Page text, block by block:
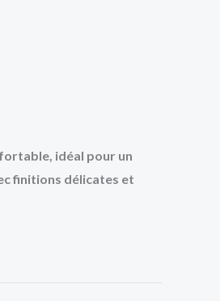
idéal pour un
finitions délicates et